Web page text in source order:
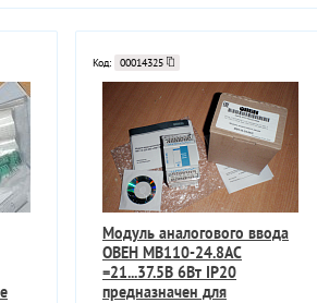
Код: 00014325
Модуль аналогового ввода
ОВЕН МВ110-24.8АС
=21...37.5В 6Вт IP20
предназначен для